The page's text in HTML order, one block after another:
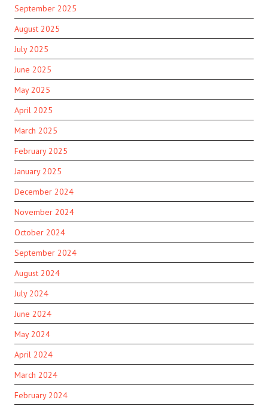
September 2025
August 2025
July 2025
June 2025
May 2025
April 2025
March 2025
February 2025
January 2025
December 2024
November 2024
October 2024
September 2024
August 2024
July 2024
June 2024
May 2024
April 2024
March 2024
February 2024